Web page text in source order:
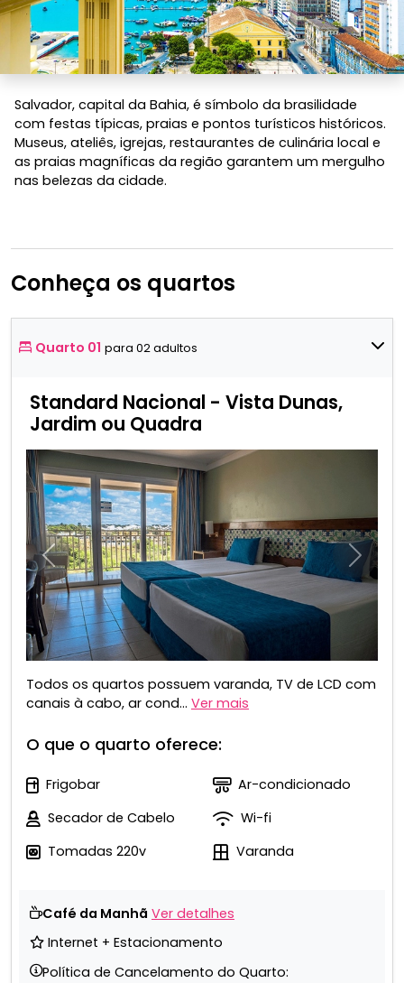
Salvador, capital da Bahia, é símbolo da brasilidade
com festas típicas, praias e pontos turísticos históricos.
Museus, ateliês, igrejas, restaurantes de culinária local e
as praias magníficas da região garantem um mergulho
nas belezas da cidade.
Conheça os quartos
Quarto 01 para 02 adultos
Standard Nacional - Vista Dunas,
Jardim ou Quadra
Anterior
Todos os quartos possuem varanda, TV de LCD com
canais à cabo, ar cond... Ver mais
O que o quarto oferece:
Frigobar
Ar-condicionado
Secador de Cabelo
Wi-fi
Tomadas 220v
Varanda
Café da Manhã Ver detalhes
Internet + Estacionamento
Política de Cancelamento do Quarto: